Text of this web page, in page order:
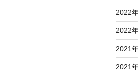
2022
2022
2021
2021